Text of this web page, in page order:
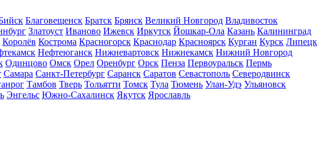
Благовещенск Братск Брянск Великий Новгород Владивосток
Златоуст Иваново Ижевск Иркутск Йошкар-Ола Казань Калининград
Королёв Кострома Красногорск Краснодар Красноярск Курган Курск Липецк
Нефтеюганск Нижневартовск Нижнекамск Нижний Новгород
Одинцово Омск Орел Оренбург Орск Пенза Первоуральск Пермь
Самара Санкт-Петербург Саранск Саратов Севастополь Северодвинск
Тамбов Тверь Тольятти Томск Тула Тюмень Улан-Удэ Ульяновск
Энгельс Южно-Сахалинск Якутск Ярославль